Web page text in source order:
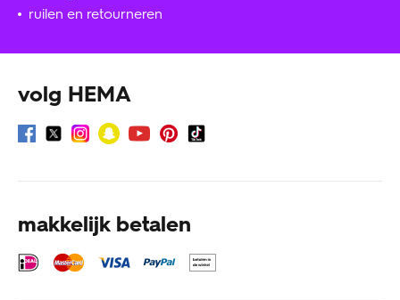
ruilen en retourneren
volg HEMA
makkelijk betalen